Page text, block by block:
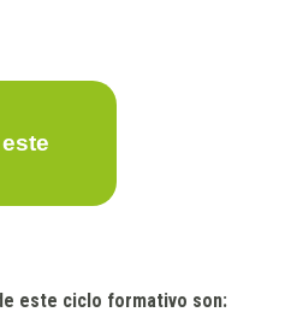
este ciclo formativo son: